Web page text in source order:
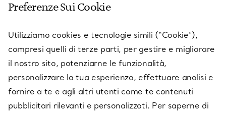
Preferenze Sui Cookie
Utilizziamo cookies e tecnologie simili (“Cookie”),
compresi quelli di terze parti, per gestire e migliorare
il nostro sito, potenziarne le funzionalità,
personalizzare la tua esperienza, effettuare analisi e
fornire a te e agli altri utenti come te contenuti
pubblicitari rilevanti e personalizzati. Per saperne di